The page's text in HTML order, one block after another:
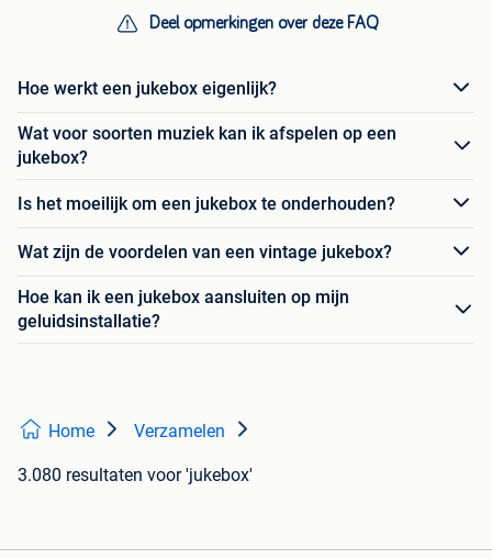
Deel opmerkingen over deze FAQ
Hoe werkt een jukebox eigenlijk?
Wat voor soorten muziek kan ik afspelen op een
jukebox?
Is het moeilijk om een jukebox te onderhouden?
Wat zijn de voordelen van een vintage jukebox?
Hoe kan ik een jukebox aansluiten op mijn
geluidsinstallatie?
Home Verzamelen
3.080 resultaten voor 'jukebox'